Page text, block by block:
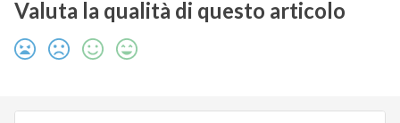
Valuta la qualità di questo articolo